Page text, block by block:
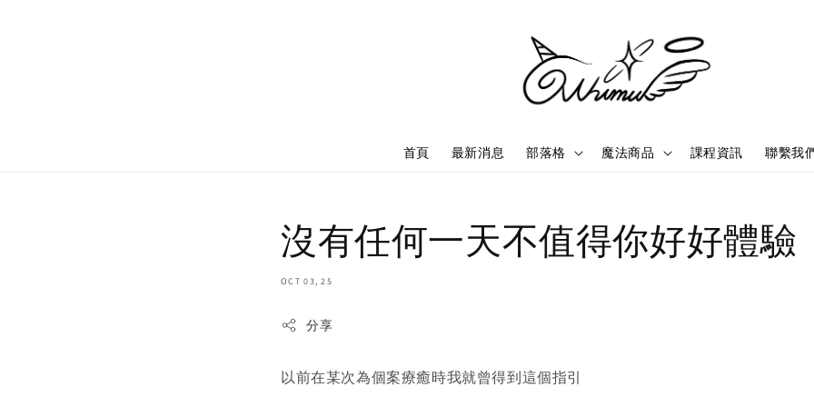
首頁 最新消息 部落格 魔法商品 課程資訊 聯繫我
沒有任何一天不值得你好好體驗
OCT 03, 25
分享
以前在某次為個案療癒時我就曾得到這個指引